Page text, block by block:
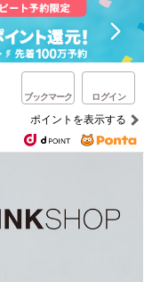
ブックマーク ログイン
ポイントを表示する